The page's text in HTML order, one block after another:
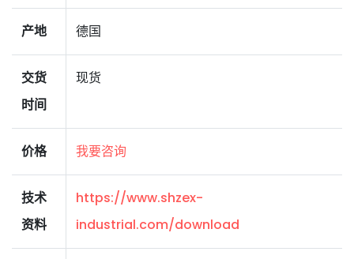
产地 德国
交货
时间
现货
价格 我要咨询
技术
资料
https://www.shzex-
industrial.com/download